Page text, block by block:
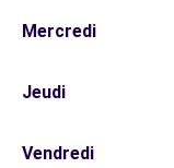
Mercredi
Jeudi
Vendredi